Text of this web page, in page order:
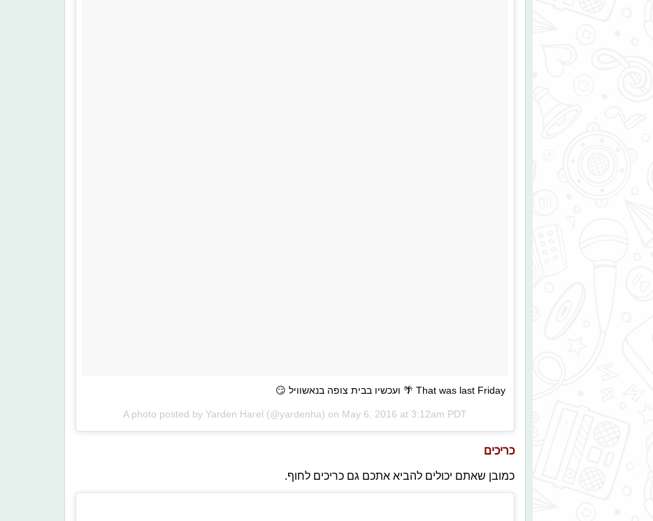
That was last Friday 🌴 ועכשיו בבית צופה בנאשוויל 😏
A photo posted by Yarden Harel (@yardenha) on May 6, 2016 at 3:12am PDT
כריכים
כמובן שאתם יכולים להביא אתכם גם כריכים לחוף.